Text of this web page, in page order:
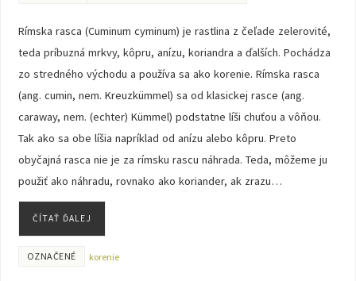
Rímska rasca (Cuminum cyminum) je rastlina z čeľade zelerovité,
teda príbuzná mrkvy, kôpru, anízu, koriandra a ďalších. Pochádza
zo stredného východu a používa sa ako korenie. Rímska rasca
(ang. cumin, nem. Kreuzkümmel) sa od klasickej rasce (ang.
caraway, nem. (echter) Kümmel) podstatne líši chuťou a vôňou.
Tak ako sa obe líšia napríklad od anízu alebo kôpru. Preto
obyčajná rasca nie je za rímsku rascu náhrada. Teda, môžeme ju
použiť ako náhradu, rovnako ako koriander, ak zrazu…
ČÍTAŤ ĎALEJ
OZNAČENÉ korenie